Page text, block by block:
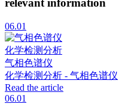
relevant information
06.01
化学检测分析
气相色谱仪
化学检测分析 - 气相色谱仪
Read the article
06.01